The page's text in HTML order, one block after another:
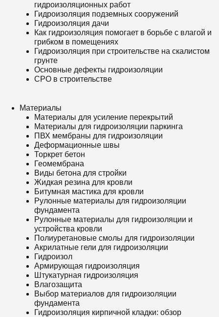
гидроизоляционных работ
Гидроизоляция подземных сооружений
Гидроизоляция дачи
Как гидроизоляция помогает в борьбе с влагой и
грибком в помещениях
Гидроизоляция при строительстве на скалистом
грунте
Основные дефекты гидроизоляции
СРО в строительстве
Материалы
Материалы для усиление перекрытий
Материалы для гидроизоляции паркинга
ПВХ мембраны для гидроизоляции
Деформационные швы
Торкрет бетон
Геомембрана
Виды бетона для стройки
Жидкая резина для кровли
Битумная мастика для кровли
Рулонные материалы для гидроизоляции
фундамента
Рулонные материалы для гидроизоляции и
устройства кровли
Полиуретановые смолы для гидроизоляции
Акрилатные гели для гидроизоляции
Гидроизол
Армирующая гидроизоляция
Штукатурная гидроизоляция
Влагозащита
Выбор материалов для гидроизоляции
фундамента
Гидроизоляция кирпичной кладки: обзор